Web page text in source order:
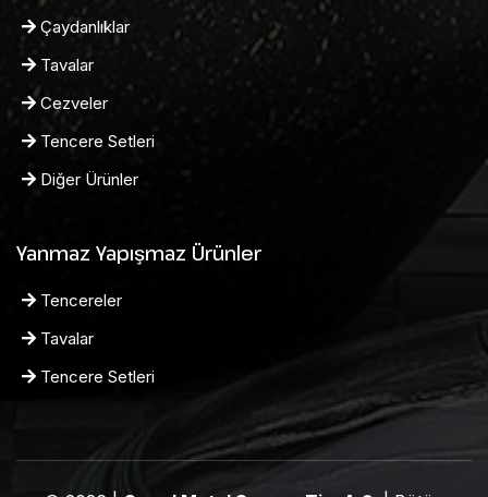
Çaydanlıklar
Tavalar
Cezveler
Tencere Setleri
Diğer Ürünler
Yanmaz Yapışmaz Ürünler
Tencereler
Tavalar
Tencere Setleri